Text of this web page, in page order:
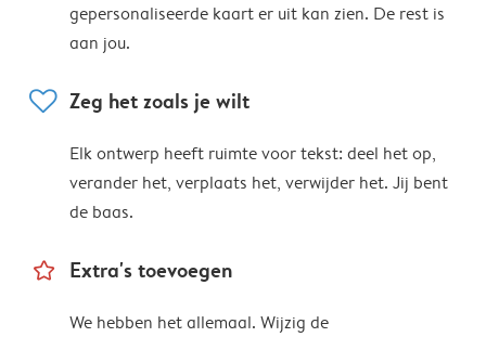
gepersonaliseerde kaart er uit kan zien. De rest is
aan jou.
heart Zeg het zoals je wilt
Elk ontwerp heeft ruimte voor tekst: deel het op,
verander het, verplaats het, verwijder het. Jij bent
de baas.
star_outline Extra's toevoegen
We hebben het allemaal. Wijzig de